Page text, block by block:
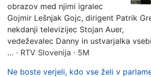
obrazov med njimi igralec
Gojmir Lešnjak Gojc, dirigent Patrik
nekdanji televizijec Stojan Auer,
vedeževalec Danny in ustvarjalka
… · RTV Slovenija · 5M
Ne boste verjeli, kdo vse želi v